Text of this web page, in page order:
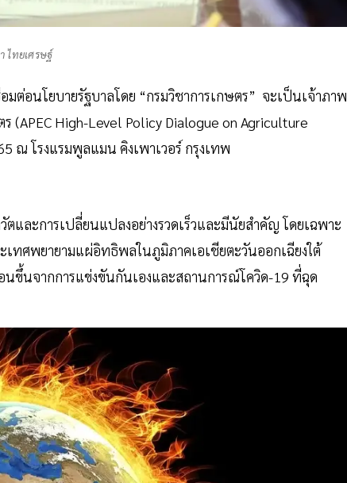
ไทยเศรษฐ์
ต่อนโยบายรัฐบาลโดย “กรมวิชาการเกษตร” จะเป็นเจ้าภาพ
(APEC High-Level Policy Dialogue on Agriculture
ณ โรงแรมพูลแมน คิงเพาเวอร์ กรุงเทพ
ละการเปลี่ยนแปลงอย่างรวดเร็วและมีนัยสำคัญ โดยเฉพาะ
ทศพยายามแผ่อิทธิพลในภูมิภาคเอเชียตะวันออกเฉียงใต้
นขึ้นจากการแข่งขันกันเองและสถานการณ์โควิด-19 ที่ฉุด